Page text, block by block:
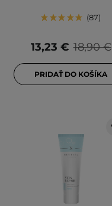
87
18,90 €
13,23 €
PRIDAŤ DO KOŠÍKA